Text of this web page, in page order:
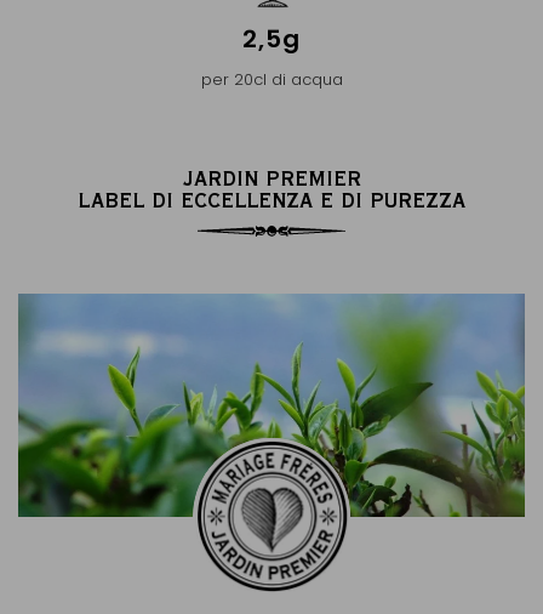
2,5g
per 20cl di acqua
JARDIN PREMIER
LABEL DI ECCELLENZA E DI PUREZZA